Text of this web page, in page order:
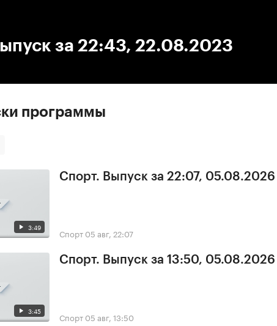
за 22:43, 22.08.2023
программы
3:49
Спорт. Выпуск за 22:07, 05.08.2026
Спорт 05 авг, 22:07
3:45
Спорт. Выпуск за 13:50, 05.08.2026
Спорт 05 авг, 13:50